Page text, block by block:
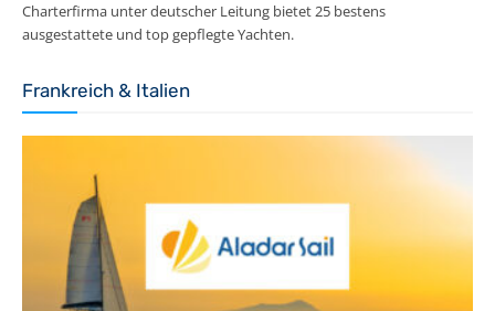
Charterfirma unter deutscher Leitung bietet 25 bestens
ausgestattete und top gepflegte Yachten.
Frankreich & Italien